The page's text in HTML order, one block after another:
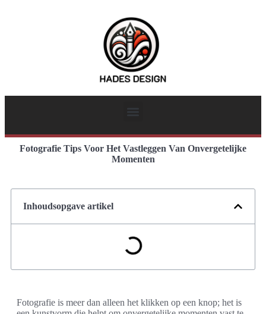
Fotografie Tips Voor Het Vastleggen Van Onvergetelijke
Momenten
Inhoudsopgave artikel
Fotografie is meer dan alleen het klikken op een knop; het is